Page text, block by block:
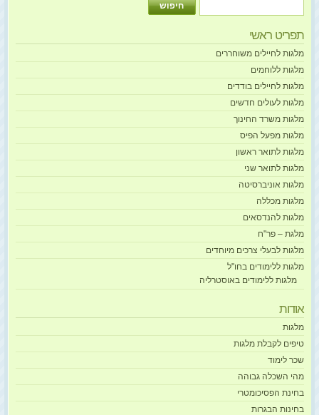
תפריט ראשי
מלגות לחיילים משוחררים
מלגות ללוחמים
מלגות לחיילים בודדים
מלגות לעולים חדשים
מלגות משרד החינוך
מלגות מפעל הפיס
מלגות לתואר ראשון
מלגות לתואר שני
מלגות אוניברסיטה
מלגות מכללה
מלגות להנדסאים
מלגת – פר"ח
מלגות לבעלי צרכים מיוחדים
מלגות ללימודים בחו"ל
מלגות ללימודים באוסטרליה
אודות
מלגות
טיפים לקבלת מלגות
שכר לימוד
מהי השכלה גבוהה
בחינת הפסיכומטרי
בחינות הבגרות